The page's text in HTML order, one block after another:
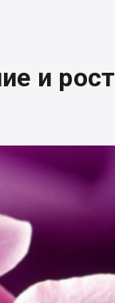
и рост